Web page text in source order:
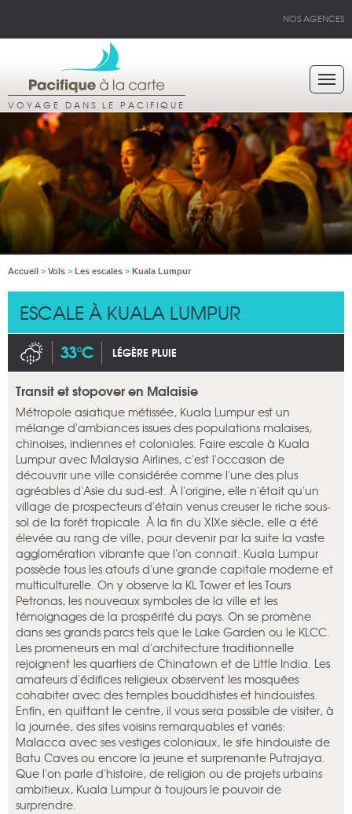
NOS AGENCES
VOYAGE DANS LE PACIFIQUE
Accueil > Vols > Les escales > Kuala Lumpur
ESCALE À KUALA LUMPUR
33°C LÉGÈRE PLUIE
Transit et stopover en Malaisie
Métropole asiatique métissée, Kuala Lumpur est un
mélange d'ambiances issues des populations malaises,
chinoises, indiennes et coloniales. Faire escale à Kuala
Lumpur avec Malaysia Airlines, c'est l'occasion de
découvrir une ville considérée comme l'une des plus
agréables d'Asie du sud-est. À l'origine, elle n'était qu'un
village de prospecteurs d'étain venus creuser le riche sous-
sol de la forêt tropicale. À la fin du XIXe siècle, elle a été
élevée au rang de ville, pour devenir par la suite la vaste
agglomération vibrante que l'on connait. Kuala Lumpur
possède tous les atouts d'une grande capitale moderne et
multiculturelle. On y observe la KL Tower et les Tours
Petronas, les nouveaux symboles de la ville et les
témoignages de la prospérité du pays. On se promène
dans ses grands parcs tels que le Lake Garden ou le KLCC.
Les promeneurs en mal d'architecture traditionnelle
rejoignent les quartiers de Chinatown et de Little India. Les
amateurs d'édifices religieux observent les mosquées
cohabiter avec des temples bouddhistes et hindouistes.
Enfin, en quittant le centre, il vous sera possible de visiter, à
la journée, des sites voisins remarquables et variés:
Malacca avec ses vestiges coloniaux, le site hindouiste de
Batu Caves ou encore la jeune et surprenante Putrajaya.
Que l'on parle d'histoire, de religion ou de projets urbains
ambitieux, Kuala Lumpur à toujours le pouvoir de
surprendre.